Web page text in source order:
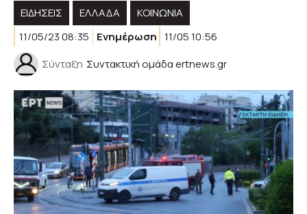
ΕΙΔΗΣΕΙΣ ΕΛΛΑΔΑ
ΚΟΙΝΩΝΊΑ
11/05/23 08:35
Ενημέρωση 11/05 10:56
Σύνταξη Συντακτική ομάδα ertnews.gr